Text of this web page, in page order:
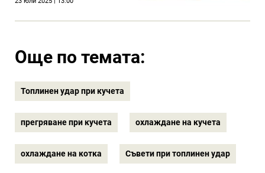
Още по темата:
Топлинен удар при кучета
прегряване при кучета охлаждане на кучета
охлаждане на котка Съвети при топлинен удар